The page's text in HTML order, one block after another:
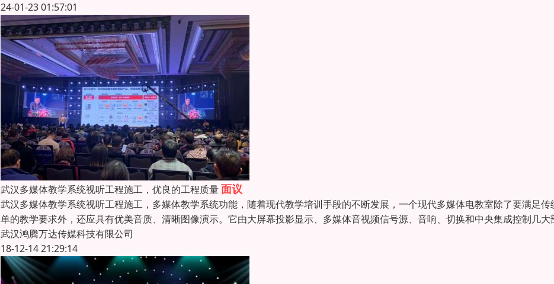
24-01-23 01:57:01
武汉多媒体教学系统视听工程施工，优良的工程质量面议
武汉多媒体教学系统视听工程施工，多媒体教学系统功能，随着现代教学培训手段的不断发展，一个现代多媒体电教室除了要满足传
单的教学要求外，还应具有优美音质、清晰图像演示。它由大屏幕投影显示、多媒体音视频信号源、音响、切换和中央集成控制几大
武汉鸿腾万达传媒科技有限公司
18-12-14 21:29:14